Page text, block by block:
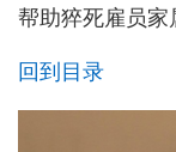
帮助猝死雇员家
回到目录